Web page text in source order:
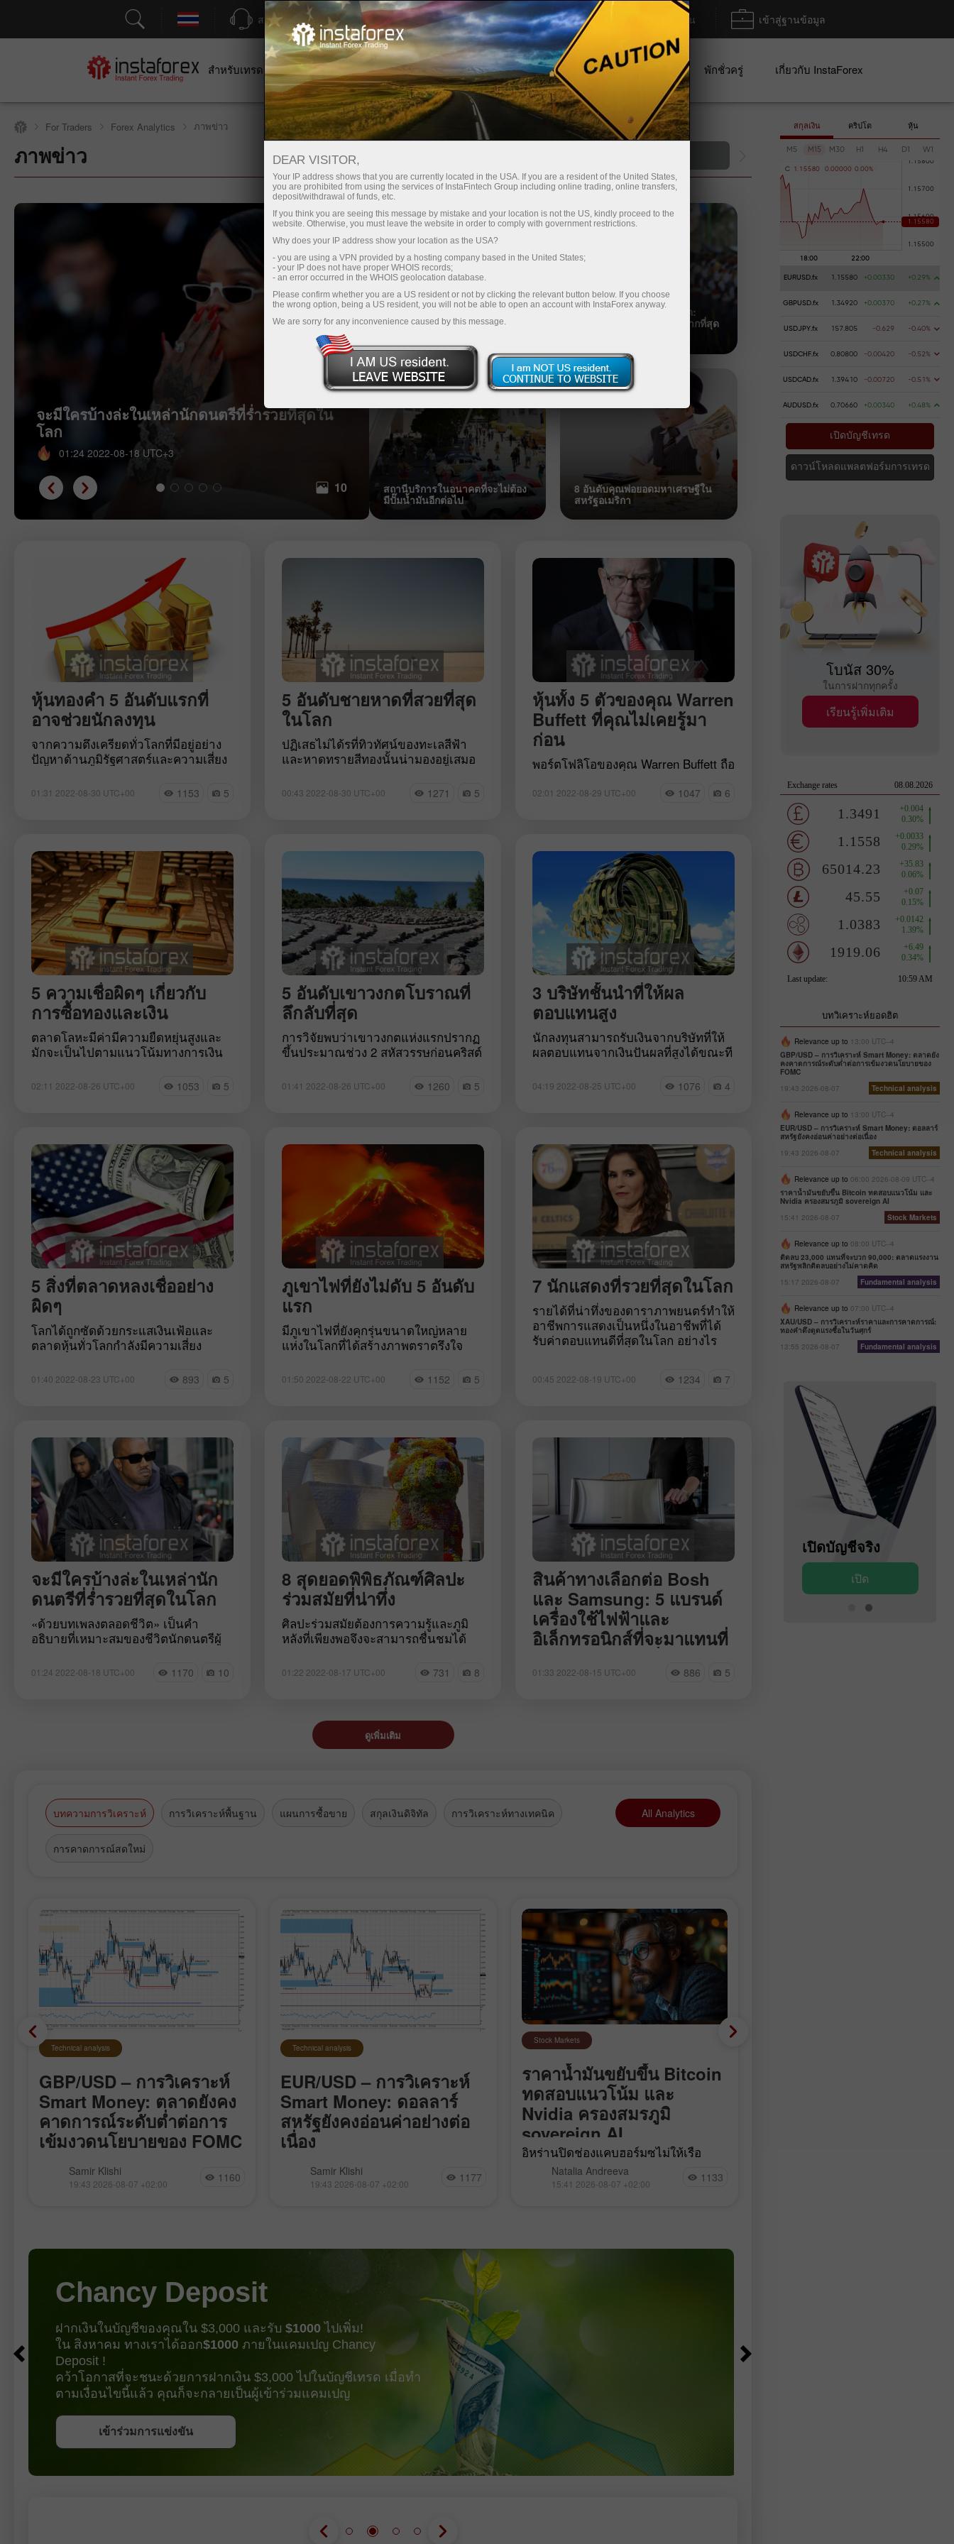
สนับสนุน เปิดบัญชีเทรดทันที แพลตฟอร์มการเทรด ฝาก/ถอน เข้าสู่ฐานข้อมูล
สำหรับเทรดเดอร์ สำหรับผู้เริ่มต้นใหม่ สำหรับนักลงทุน สำหรับหุ้นส่วน แคมเปญ พักชั่วครู่ เกี่ยวกับ InstaForex
For Traders Forex Analytics ภาพข่าว
ภาพข่าว เปิดบัญชีเดโม่ การฝากเงิน
จะมีใครบ้างล่ะในเหล่านักดนตรีที่ร่ำรวยที่สุดใน
โลก
01:24 2022-08-18 UTC+3
10
8 สุดยอดพิพิธภัณฑ์ศิลปะร่วมสมัยที่น่าทึ่ง
01:22 2022-08-17 UTC+3
8
สินค้าทางเลือกต่อ Bosh และ
แบรนด์เครื่องใช้ไฟฟ้าและอิเล็
แทนที่แบรนด์ตะวันตกที่ออกจาก
01:33 2022-08-15 UTC+3
เรื่องอื้อฉาวและประเด็นปัญหาของ
ใครได้รับการคุ้มครองดีที่สุด:
บุคคลที่ได้รับการคุ้มครองมากที่สุด
สถานีบริการในอนาคตที่จะไม่ต้อง
มีปั๊มน้ำมันอีกต่อไป
8 อันดับคุณพ่อยอดมหาเศรษฐีใน
สหรัฐอเมริกา
หุ้นทองคำ 5 อันดับแรกที่
อาจช่วยนักลงทุน
จากความตึงเครียดทั่วโลกที่มีอยู่อย่าง
ปัญหาด้านภูมิรัฐศาสตร์และความเสี่ยง
ยังคงเป็นสินทรัพย์ปลอดภัยที่ได้รับการ
พิสูจน์แล้วเมื่อเวลาผ่านไป นักลงทุนยัง
อันใกล้นี้ ผู้เชี่ยวชาญได้คัดเลือกบริษัท
ขุดทอง 5 อันดับแรกที่หุ้นมีแนวโน้มพุ่ง
สูงขึ้น
01:31 2022-08-30 UTC+00 1153 5
5 อันดับชายหาดที่สวยที่สุด
ในโลก
ปฏิเสธไม่ได้รที่ทิวทัศน์ของทะเลสีฟ้า
และหาดทรายสีทองนั้นน่ามองอยู่เสมอ
ไปกับความงาม ไม่นานมากนี้ Cult
Beauty เว็บบริการของอังกฤษได้ให้
บทความของ Google และโพสต์บน
อินเทอร์เน็ตมักใช้คำว่า "สวย" มาร่วม
กันติดตามชายหาดทั้ง 5 อันดับแรกไป
พร้อมกัน
00:43 2022-08-30 UTC+00 1271 5
หุ้นทั้ง 5 ตัวของคุณ Warren
Buffett ที่คุณไม่เคยรู้มา
ก่อน
พอร์ตโฟลิโอของคุณ Warren Buffett ถือ
จำนวนมาก เทรดเดอร์จากทั่วโลกมัก
ใหญ่รายงานทรัพย์สินต่อสำนักงานคณะ
กรรมการกำกับหลักทรัพย์และ
ตลาดหลักทรัพย์แห่งสหรัฐอเมริกา
(SEC) ทุกไตรมาส อย่างไรก็ตามบริษัท
Berkshire Hathaway ที่นำโดย Warren
Buffett ยังไม่ได้แสดงหน้าไพ่ทั้งหมด
ออกมาใน 13F มาร่วมกันติดตาม
รายการหุ้นที่เป็นเจ้าของทางเทคนิค
โดยคุณ Warren Buffett หรือที่รู้จักกัน
ในฉายา «เทพพยากรณ์แห่งโอมาฮา»
ในวันนี้
02:01 2022-08-29 UTC+00 1047 6
5 ความเชื่อผิดๆ เกี่ยวกับ
การซื้อทองและเงิน
ตลาดโลหะมีค่ามีความยืดหยุ่นสูงและ
มักจะเป็นไปตามแนวโน้มทางการเงิน
กับความน่าเชื่อถือของทองคำในฐานะ
สินทรัพย์ปลอดภัยยังคงไม่เปลี่ยนแปลง
ที่คล้ายคลึงกัน โลหะทั้งสองประเภท
สามารถเก็บรักษาเงินทุนไว้ได้นาน
อย่างดีเยี่ยม อย่างไรก็ตามนักลงทุนมือ
ใหม่ต้องเผชิญกับความคิดเห็นที่ขัดแย้ง
กันอย่างมากมายเกี่ยวกับโลหะมีค่า ผู้
เชี่ยวชาญได้หักล้างตำนานที่เกี่ยวข้อง
กับการลงทุนทองคำและเงิน
02:11 2022-08-26 UTC+00 1053 5
5 อันดับเขาวงกตโบราณที่
ลึกลับที่สุด
การวิจัยพบว่าเขาวงกตแห่งแรกปรากฏ
ขึ้นประมาณช่วง 2 สหัสวรรษก่อนคริสต์
อยู่รอดมาจนถึงทุกวันนี้แต่ไม่ค่อยมีใคร
รู้จักเกี่ยวกับอดีตเขาวงกตเหล่านี้ ดังนั้น
ตื่นตาตื่นใจที่สุด 5 อันดับแรกซึ่งมี
ประวัติที่บ่งบอกถึงความลึกลับที่ยังเป็น
01:41 2022-08-26 UTC+00 1260 5
3 บริษัทชั้นนำที่ให้ผล
ตอบแทนสูง
นักลงทุนสามารถรับเงินจากบริษัทที่ให้
ผลตอบแทนจากเงินปันผลที่สูงได้ขณะที
ผู้เชี่ยวชาญระบุว่าหุ้นของบริษัทดัง
กล่าวช่วยให้ผู้เล่นในตลาดอยู่รอดได้ ดัง
ดำเนินงานตามสภาพแวดล้อมที่อัตรา
เงินเฟ้อไม่แน่นอน ดอกเบี้ยที่สูงขึ้นและ
ความไม่แน่นอนปัจจุบัน
04:19 2022-08-25 UTC+00 1076 4
5 สิ่งที่ตลาดหลงเชื่ออย่าง
ผิดๆ
โลกได้ถูกซัดด้วยกระแสเงินเฟ้อและ
ตลาดหุ้นทั่วโลกกำลังมีความเสี่ยง
เพื่อต่อสู้กับเงินเฟ้อแต่ความสำเร็จของ
การดำเนินการของหน่วยงานด้านการ
ไปจะทำให้เงินเฟ้อพุ่งสูงขึ้นและตลาด
แรงงานที่ "ร้อนแรง" ก็กระตุ้นให้ค่าแรง
เพิ่มขึ้น จากแนวโน้มนี้เองเฟดจึงกำลัง
ปรับขึ้นอัตราดอกเบี้ยเพื่อทำให้
สถานการณ์เย็นลง อย่างไรก็ตามผู้เข้า
ร่วมตลาดมักประเมินสถานการณ์พลาด
โดยผู้เชี่ยวชาญมองว่ามีอยู่ 5 ปัจจัยที่
ตลาดหลงเชื่ออย่างไม่มีเหตุผลดังนั้นมา
ร่วมกันติดตามไปพร้อมกัน
01:40 2022-08-23 UTC+00 893 5
ภูเขาไฟที่ยังไม่ดับ 5 อันดับ
แรก
มีภูเขาไฟที่ยังคุกรุ่นขนาดใหญ่หลาย
แห่งในโลกที่ได้สร้างภาพตราตรึงใจ
1,500 ลูกบนโลก มี 540 ลูกที่ยังคงไม่
มอดดับ ภูเขาไฟเหล่านี้ตั้งอยู่ในเขต
ภูเขาไฟที่ยังคุกรุ่นอยู่ 5 แห่งที่ถือว่ามี
ความอันตรายแต่กลับสร้างตราตรึงใจ
ได้
01:50 2022-08-22 UTC+00 1152 5
7 นักแสดงที่รวยที่สุดในโลก
รายได้ที่น่าทึ่งของดาราภาพยนตร์ทำให้
อาชีพการแสดงเป็นหนึ่งในอาชีพที่ได้
รับค่าตอบแทนดีที่สุดในโลก อย่างไร
ทางอาชีพของตน มาร่วมกันดูการจัด
00:45 2022-08-19 UTC+00 1234 7
จะมีใครบ้างล่ะในเหล่านัก
ดนตรีที่ร่ำรวยที่สุดในโลก
«ด้วยบทเพลงตลอดชีวิต» เป็นคำ
อธิบายที่เหมาะสมของชีวิตนักดนตรีผู้
10 นักดนตรีที่ร่ำรวยที่สุดในโลกในวันนี้
01:24 2022-08-18 UTC+00 1170 10
8 สุดยอดพิพิธภัณฑ์ศิลปะ
ร่วมสมัยที่น่าทึ่ง
ศิลปะร่วมสมัยต้องการความรู้และภูมิ
หลังที่เพียงพอจึงจะสามารถชื่นชมได้
แบบทางศิลปะดั่งเดิมที่มีการยอมรับ
งานศิลปะหลายชิ้นเปราะบางมากและ
อาคารที่ไม่เหมือนใครเพื่อจัดแสดงวัตถุ
ทางศิลปะที่แปลกตาเหล่านี้ พิพิธภัณฑ์
อาคารเหล่านี้ มาดูแกลเลอรีศิลปะร่วม
สมัยสุดแหวกแนว 8 อันดับแรกไปพร้อม
01:22 2022-08-17 UTC+00 731 8
สินค้าทางเลือกต่อ Bosh
และ Samsung: 5 แบรนด์
เครื่องใช้ไฟฟ้าและ
อิเล็กทรอนิกส์ที่จะมาแทนที่
รัสเซีย
ออกจากตลาดรัสเซียหลังจากที่มีปฏิบัติ
และ LG จากเกาหลีใต้, แบรนด์
Electrolux จากสวีเดน , แบรนด์ Apple
จากอเมริกาได้ถูกแทนที่ด้วยแบรนด์
01:33 2022-08-15 UTC+00 886 5
ดูเพิ่มเติม
บทความการวิเคราะห์ การวิเคราะห์พื้นฐาน แผนการซื้อขาย สกุลเงินดิจิทัล การวิเคราะห์ทางเทคนิค
การคาดการณ์สดใหม่
All Analytics
Technical analysis
GBP/USD – การวิเคราะห์
Smart Money: ตลาดยังคง
คาดการณ์ระดับต่ำต่อการ
เข้มงวดนโยบายของ FOMC
คู่เงิน GBP/USD เคลื่อนไหวค่อนข้าง
สงบตลอดสัปดาห์นี้ เหมือนกำลังรอ
Payrolls ปรับลดลงเป็นเดือนที่สี่ติดต่อกัน
ยังติดลบด้วย หมายความว่าจำนวน
ตำแหน่งงานในเศรษฐกิจสหรัฐไม่ได้แค่
Samir Klishi
19:43 2026-08-07 +02:00 1160
Technical analysis
EUR/USD – การวิเคราะห์
Smart Money: ดอลลาร์
สหรัฐยังคงอ่อนค่าอย่างต่อ
เนื่อง
คู่เงิน EUR/USD ยังคงเคลื่อนไหวอยู่ใน
แรงกระตุ้นขาลงในกรอบย่อย (local
พวกเขาต้องทำมีเพียงอย่างเดียวคือ
Samir Klishi
19:43 2026-08-07 +02:00 1177
Stock Markets
ราคาน้ำมันขยับขึ้น Bitcoin
ทดสอบแนวโน้ม และ
Nvidia ครองสมรภูมิ
sovereign AI
อิหร่านปิดช่องแคบฮอร์มุซไม่ให้เรือ
“ศัตรู” ผ่าน, Bitcoin แตะเส้นแนวโน้ม
ขาลง, Nvidia ควบคุม 92% ของ
Natalia Andreeva
15:41 2026-08-07 +02:00 1133
เข้าร่วมการแข่งขัน
Chancy Deposit
ฝากเงินในบัญชีของคุณใน $3,000 และรับ $1000 ไปเพิ่ม!
ใน สิงหาคม ทางเราได้ออก$1000 ภายในแคมเปญ Chancy
Deposit !
คว้าโอกาสที่จะชนะด้วยการฝากเงิน $3,000 ไปในบัญชีเทรด เมื่อทำ
ตามเงื่อนไขนี้แล้ว คุณก็จะกลายเป็นผู้เข้าร่วมแคมเปญ
เข้าร่วมการแข่งขัน
รับโบนัส
สกุลเงิน คริปโต หุ้น
M5 M15 M30 H1 H4 D1 W1
C 1 . 1 5580 0 .00000 0 .00%
EURUSD.fx 1.15580 +0.00330 +0.29%
GBPUSD.fx 1.34920 +0.00370 +0.27%
USDJPY.fx 157.805 -0.629 -0.40%
USDCHF.fx 0.80800 -0.00420 -0.52%
USDCAD.fx 1.39410 -0.00720 -0.51%
AUDUSD.fx 0.70660 +0.00340 +0.48%
เปิดบัญชีเทรด
ดาวน์โหลดแพลตฟอร์มการเทรด
โบนัส 30%
ในการฝากทุกครั้ง
เรียนรู้เพิ่มเติม
บทวิเคราะห์ยอดฮิต
Relevance up to 13:00 UTC--4
GBP/USD – การวิเคราะห์ Smart Money: ตลาดยัง
คงคาดการณ์ระดับต่ำต่อการเข้มงวดนโยบายของ
FOMC
19:43 2026-08-07
Technical analysis
Relevance up to 13:00 UTC--4
EUR/USD – การวิเคราะห์ Smart Money: ดอลลาร์
สหรัฐยังคงอ่อนค่าอย่างต่อเนื่อง
19:43 2026-08-07
Technical analysis
Relevance up to 06:00 2026-08-09 UTC--4
ราคาน้ำมันขยับขึ้น Bitcoin ทดสอบแนวโน้ม และ
Nvidia ครองสมรภูมิ sovereign AI
15:41 2026-08-07
Stock Markets
Relevance up to 08:00 UTC--4
ติดลบ 23,000 แทนที่จะบวก 90,000: ตลาดแรงงาน
สหรัฐพลิกติดลบอย่างไม่คาดคิด
15:17 2026-08-07
Fundamental analysis
Relevance up to 07:00 UTC--4
XAU/USD – การวิเคราะห์ราคาและการคาดการณ์:
ทองคำดึงดูดแรงซื้อในวันศุกร์
13:55 2026-08-07
Fundamental analysis
เปิดบัญชีสาธิต
เปิด เปิด
เปิดบัญชีสาธิต
เปิด
เปิดบัญชีจริง
เปิด
DEAR VISITOR,
Your IP address shows that you are currently located in the USA. If you are a resident of the United States,
you are prohibited from using the services of InstaFintech Group including online trading, online transfers,
deposit/withdrawal of funds, etc.
If you think you are seeing this message by mistake and your location is not the US, kindly proceed to the
website. Otherwise, you must leave the website in order to comply with government restrictions.
Why does your IP address show your location as the USA?
- you are using a VPN provided by a hosting company based in the United States;
- your IP does not have proper WHOIS records;
- an error occurred in the WHOIS geolocation database.
Please confirm whether you are a US resident or not by clicking the relevant button below. If you choose
the wrong option, being a US resident, you will not be able to open an account with InstaForex anyway.
We are sorry for any inconvenience caused by this message.